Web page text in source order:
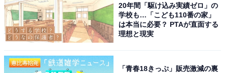
20年間「駆け込み実績ゼロ」の
学校も…「こども110番の家」
は本当に必要？ PTAが直面する
理想と現実
「青春18きっぷ」販売激減の裏